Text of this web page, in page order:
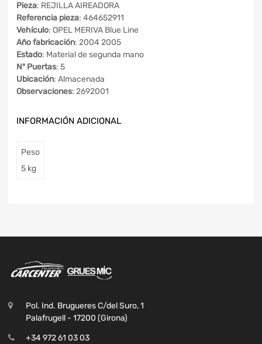
Pieza: REJILLA AIREADORA
Referencia pieza: 464652911
Vehículo: OPEL MERIVA Blue Line
Año fabricación: 2004 2005
Estado: Material de segunda mano
Nº Puertas: 5
Ubicación: Almacenada
Observaciones: 2692001
INFORMACIÓN ADICIONAL
Peso
5 kg
Pol. Ind. Brugueres C/del Suro, 1
Palafrugell - 17200 (Girona)
+34 972 61 03 03